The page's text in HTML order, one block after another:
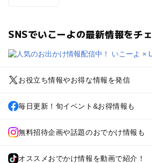
SNSでいこーよの最新情報をチ
お役立ち情報やお得な情報を発信
毎日更新！旬イベント&お得情報も
無料招待企画や話題のおでかけ情報も
オススメおでかけ情報を動画で紹介！